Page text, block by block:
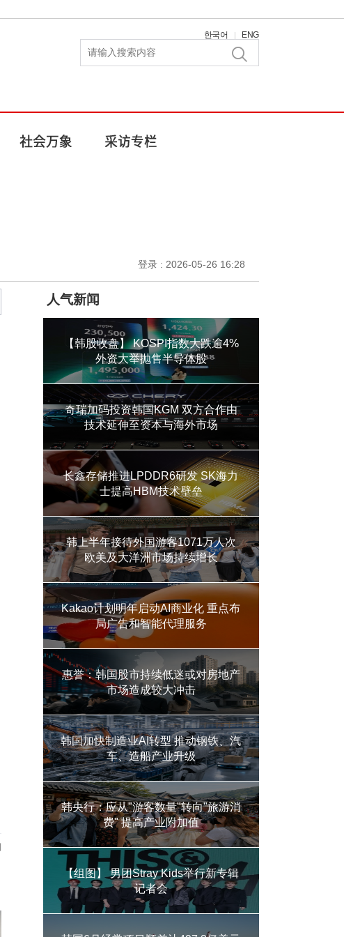
한국어 | ENG
登录 : 2026-05-26 16:28
人气新闻
【韩股收盘】 KOSPI指数大跌逾4%
外资大举抛售半导体股
奇瑞加码投资韩国KGM 双方合作由
技术延伸至资本与海外市场
长鑫存储推进LPDDR6研发 SK海力
士提高HBM技术壁垒
韩上半年接待外国游客1071万人次
欧美及大洋洲市场持续增长
Kakao计划明年启动AI商业化 重点布
局广告和智能代理服务
惠誉：韩国股市持续低迷或对房地产
市场造成较大冲击
韩国加快制造业AI转型 推动钢铁、汽
车、造船产业升级
韩央行：应从"游客数量"转向"旅游消
费" 提高产业附加值
【组图】 男团Stray Kids举行新专辑
记者会